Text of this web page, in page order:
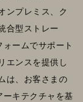
ンプレミス、ク
合型ストレー
ームでサポート
エンスを提供し
は、お客さまの
ーキテクチャを基